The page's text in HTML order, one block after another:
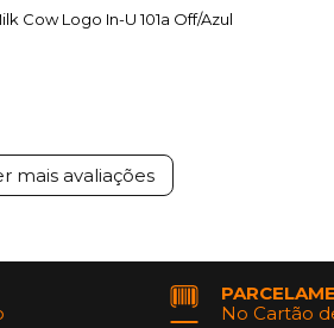
Cow Logo In-U 101a Off/Azul
mais avaliações
No Cartão